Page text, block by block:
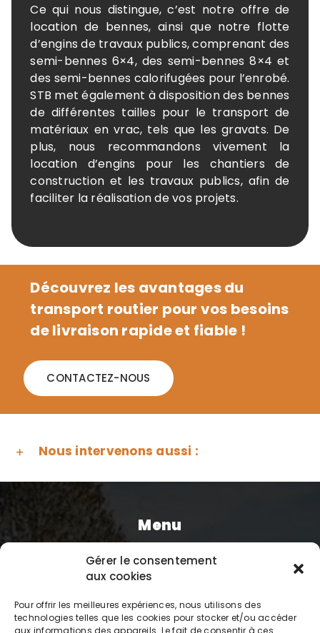
Gérer le consentement
aux cookies
Pour offrir les meilleures expériences, nous utilisons des
technologies telles que les cookies pour stocker et/ou accéder
aux informations des appareils. Le fait de consentir à ces
Ce qui nous distingue, c’est notre offre de
location de bennes, ainsi que notre flotte
d’engins de travaux publics, comprenant des
semi-bennes 6×4, des semi-bennes 8×4 et
des semi-bennes calorifugées pour l’enrobé.
STB met également à disposition des bennes
de différentes tailles pour le transport de
matériaux en vrac, tels que les gravats. De
plus, nous recommandons vivement la
location d’engins pour les chantiers de
construction et les travaux publics, afin de
faciliter la réalisation de vos projets.
Découvrez les avantages du
transport routier pour vos besoins
de livraison rapide et fiable !
CONTACTEZ-NOUS
Nous intervenons aussi :
Menu
Accueil
Prestations
Réalisations